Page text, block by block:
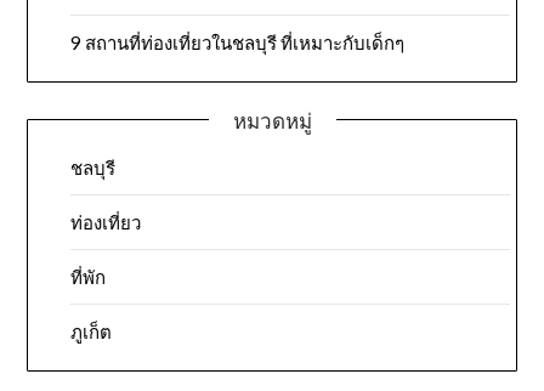
9 สถานที่ท่องเที่ยวในชลบุรี ที่เหมาะกับเด็กๆ
หมวดหมู่
ชลบุรี
ท่องเที่ยว
ที่พัก
ภูเก็ต